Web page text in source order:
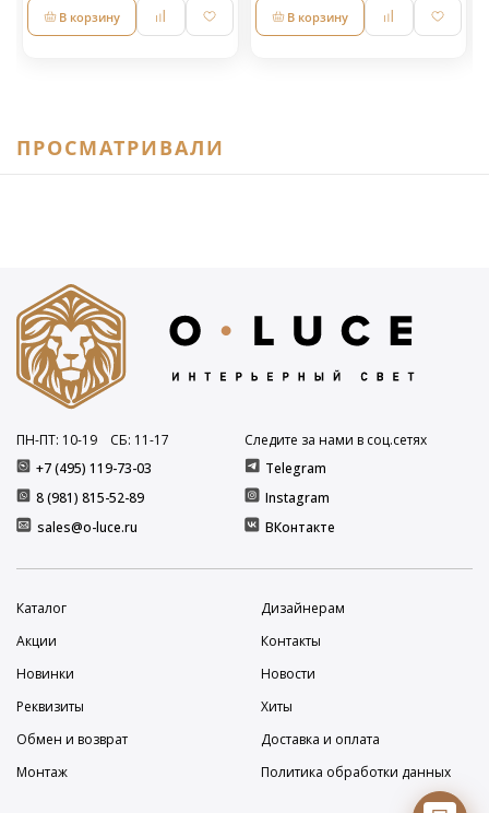
В корзину В корзину
ПРОСМАТРИВАЛИ
+7 (495) 119-73-03
8 (981) 815-52-89
ПН-ПТ: 10-19 СБ: 11-17
sales@o-luce.ru
Следите за нами в соц.сетях
Telegram
Instagram
ВКонтакте
Каталог
Дизайнерам
Акции
Контакты
Новинки
Новости
Реквизиты
Хиты
Обмен и возврат
Доставка и оплата
Монтаж
Политика обработки данных